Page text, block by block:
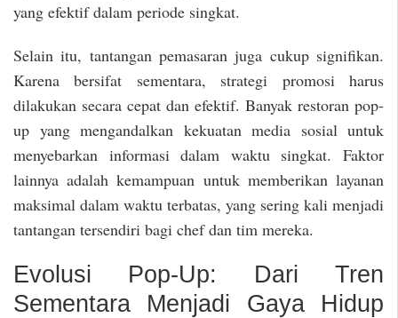
yang efektif dalam periode singkat.
Selain itu, tantangan pemasaran juga cukup signifikan.
Karena bersifat sementara, strategi promosi harus
dilakukan secara cepat dan efektif. Banyak restoran pop-
up yang mengandalkan kekuatan media sosial untuk
menyebarkan informasi dalam waktu singkat. Faktor
lainnya adalah kemampuan untuk memberikan layanan
maksimal dalam waktu terbatas, yang sering kali menjadi
tantangan tersendiri bagi chef dan tim mereka.
Evolusi Pop-Up: Dari Tren
Sementara Menjadi Gaya Hidup